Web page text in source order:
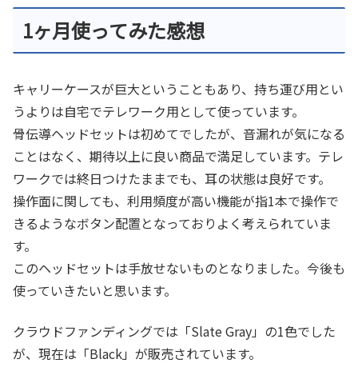
1ヶ月使ってみた感想
キャリーケースが巨大ということもあり、持ち運び用とい
うよりは自宅でテレワーク用として使っています。
骨伝導ヘッドセットは初めてでしたが、音漏れが気になる
ことはなく、期待以上に良い商品で満足しています。テレ
ワークでは終日つけたままでも、耳の状態は良好です。
操作面に関しても、利用頻度が高い機能が指1本で操作で
きるようなボタン配置となっておりよく考えられていま
す。
このヘッドセットは手放せないものとなりました。今後も
使っていきたいと思います。
クラウドファンディングでは「Slate Gray」の1色でした
が、現在は「Black」が販売されています。